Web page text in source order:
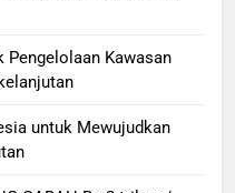
Kawasan
untuk Mewujudkan